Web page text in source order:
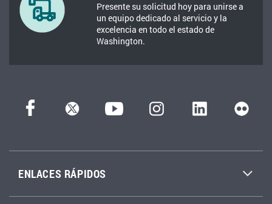
Presente su solicitud hoy para unirse a
un equipo dedicado al servicio y la
excelencia en todo el estado de
Washington.
ENLACES RÁPIDOS